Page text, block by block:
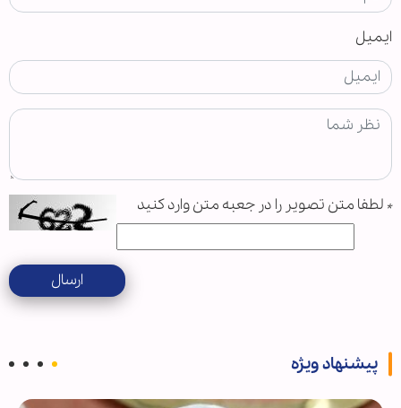
ایمیل
* لطفا متن تصویر را در جعبه متن وارد کنید
ارسال
پیشنهاد ویژه